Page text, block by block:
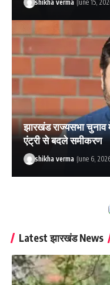
shikha verma June 15,
झारखंड राज्यसभा चुनाव
एंट्री से बदले समीकरण
shikha verma June 6,
Latest झारखंड News